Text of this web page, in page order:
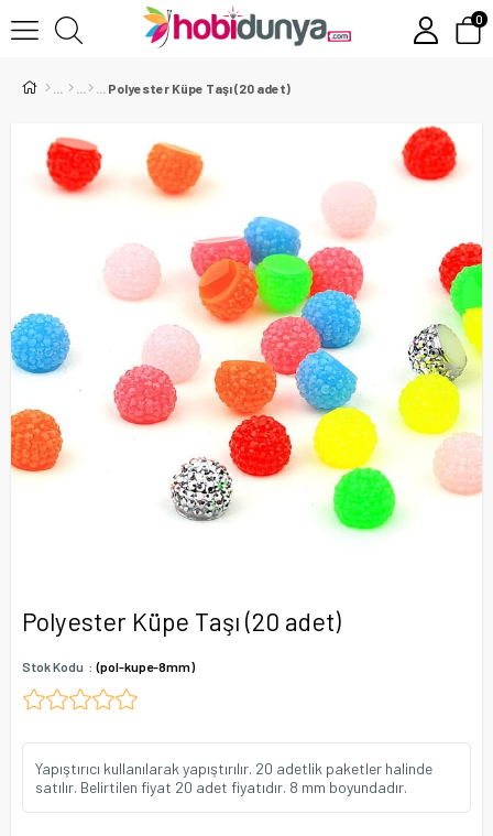
0
Polyester Küpe Taşı (20 adet)
Polyester Küpe Taşı (20 adet)
Stok Kodu (pol-kupe-8mm)
Yapıştırıcı kullanılarak yapıştırılır. 20 adetlik paketler halinde
satılır. Belirtilen fiyat 20 adet fiyatıdır. 8 mm boyundadır.